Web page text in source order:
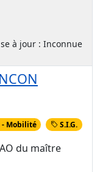
à jour : Inconnue
- Mobilité S.I.G.
du maître